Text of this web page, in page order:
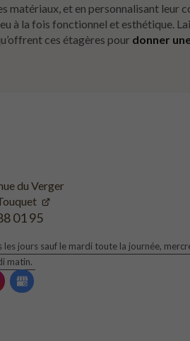
matériaux, et en personnalisant leur
à la fois fonctionnel et esthétique.
ces étagères pour donner
du Verger
01 95
les jours sauf le mardi toute la journée,
matin.